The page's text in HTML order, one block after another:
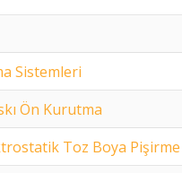
Sistemleri
Ön Kurutma
Toz Boya Pişirme